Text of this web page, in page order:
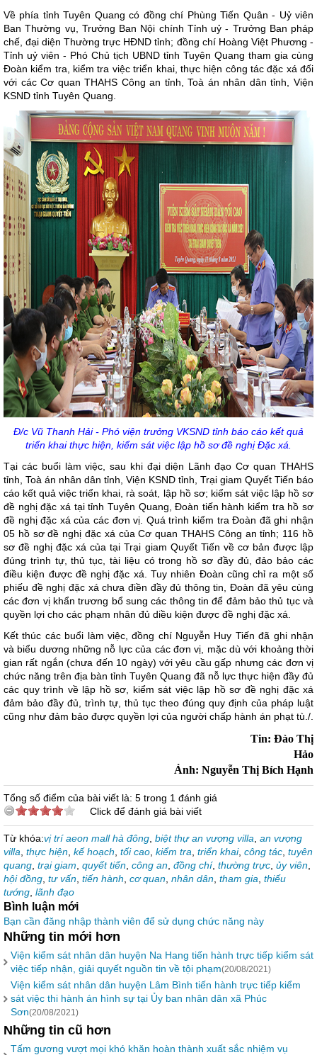
Về phía tỉnh Tuyên Quang có đồng chí Phùng Tiến Quân - Uỷ viên
Ban Thường vụ, Trưởng Ban Nội chính Tỉnh uỷ - Trưởng Ban pháp
chế, đại diện Thường trực HĐND tỉnh; đồng chí Hoàng Việt Phương -
Tỉnh uỷ viên - Phó Chủ tịch UBND tỉnh Tuyên Quang tham gia cùng
Đoàn kiểm tra, kiểm tra việc triển khai, thực hiện công tác đặc xá đối
với các Cơ quan THAHS Công an tỉnh, Toà án nhân dân tỉnh, Viện
KSND tỉnh Tuyên Quang.
Đ/c Vũ Thanh Hải - Phó viện trưởng VKSND tỉnh báo cáo kết quả
triển khai thực hiện, kiểm sát việc lập hồ sơ đề nghị Đặc xá.
Tại các buổi làm việc, sau khi đại diện Lãnh đạo Cơ quan THAHS
tỉnh, Toà án nhân dân tỉnh, Viện KSND tỉnh, Trại giam Quyết Tiến báo
cáo kết quả việc triển khai, rà soát, lập hồ sơ; kiểm sát việc lập hồ sơ
đề nghị đặc xá tại tỉnh Tuyên Quang, Đoàn tiến hành kiểm tra hồ sơ
đề nghị đặc xá của các đơn vị. Quá trình kiểm tra Đoàn đã ghi nhận
05 hồ sơ đề nghị đặc xá của Cơ quan THAHS Công an tỉnh; 116 hồ
sơ đề nghị đặc xá của tại Trại giam Quyết Tiến về cơ bản được lập
đúng trình tự, thủ tục, tài liệu có trong hồ sơ đầy đủ, đảo bảo các
điều kiện được đề nghị đặc xá. Tuy nhiên Đoàn cũng chỉ ra một số
phiếu đề nghị đặc xá chưa điền đầy đủ thông tin, Đoàn đã yêu cùng
các đơn vị khẩn trương bổ sung các thông tin để đảm bảo thủ tục và
quyền lợi cho các phạm nhân đủ diều kiện được đề nghị đặc xá.
Kết thúc các buổi làm việc, đồng chí Nguyễn Huy Tiến đã ghi nhận
và biểu dương những nỗ lực của các đơn vị, mặc dù với khoảng thời
gian rất ngắn (chưa đến 10 ngày) với yêu cầu gấp nhưng các đơn vị
chức năng trên địa bàn tỉnh Tuyên Quang đã nỗ lực thực hiện đầy đủ
các quy trình về lập hồ sơ, kiểm sát việc lập hồ sơ đề nghị đặc xá
đảm bảo đầy đủ, trình tự, thủ tục theo đúng quy định của pháp luật
cũng như đảm bảo được quyền lợi của người chấp hành án phạt tù./.
Tin: Đào Thị
Hảo
Ảnh: Nguyễn Thị Bích Hạnh
Tổng số điểm của bài viết là: 5 trong 1 đánh giá
Click để đánh giá bài viết
Từ khóa:vị trí aeon mall hà đông biệt thự an vượng villa an vượng
villa thực hiện kế hoạch tối cao kiểm tra triển khai, công tác tuyên
quang trại giam quyết tiến công an đồng chí, thường trực ủy viên
hội đồng tư vấn tiến hành cơ quan nhân dân tham gia thiếu
tướng lãnh đạo
Bình luận mới
Bạn cần đăng nhập thành viên để sử dụng chức năng này
Những tin mới hơn
Viện kiểm sát nhân dân huyện Na Hang tiến hành trực tiếp kiểm sát
việc tiếp nhận, giải quyết nguồn tin về tội phạm(20/08/2021)
Viện kiểm sát nhân dân huyện Lâm Bình tiến hành trực tiếp kiểm
sát việc thi hành án hình sự tại Ủy ban nhân dân xã Phúc
Sơn(20/08/2021)
Những tin cũ hơn
Tấm gương vượt mọi khó khăn hoàn thành xuất sắc nhiệm vụ